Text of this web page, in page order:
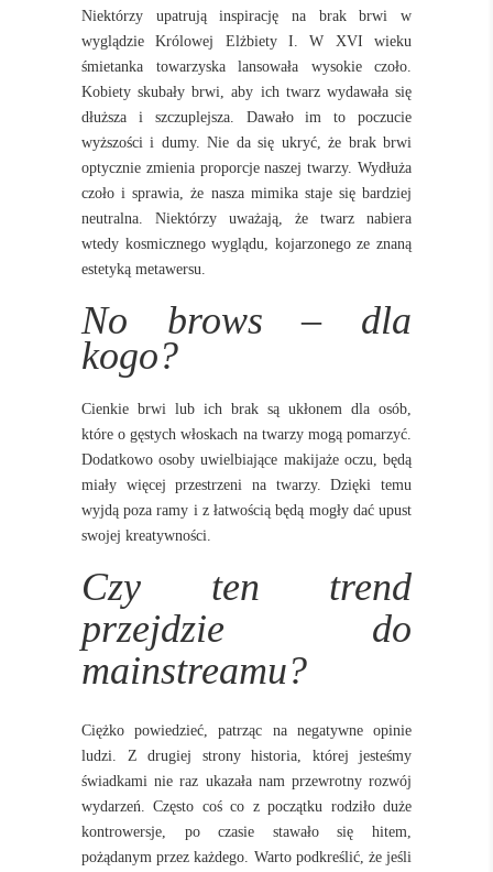
Niektórzy upatrują inspirację na brak brwi w
wyglądzie Królowej Elżbiety I. W XVI wieku
śmietanka towarzyska lansowała wysokie czoło.
Kobiety skubały brwi, aby ich twarz wydawała się
dłuższa i szczuplejsza. Dawało im to poczucie
wyższości i dumy. Nie da się ukryć, że brak brwi
optycznie zmienia proporcje naszej twarzy. Wydłuża
czoło i sprawia, że nasza mimika staje się bardziej
neutralna. Niektórzy uważają, że twarz nabiera
wtedy kosmicznego wyglądu, kojarzonego ze znaną
estetyką metawersu.
No brows – dla
kogo?
Cienkie brwi lub ich brak są ukłonem dla osób,
które o gęstych włoskach na twarzy mogą pomarzyć.
Dodatkowo osoby uwielbiające makijaże oczu, będą
miały więcej przestrzeni na twarzy. Dzięki temu
wyjdą poza ramy i z łatwością będą mogły dać upust
swojej kreatywności.
Czy ten trend
przejdzie do
mainstreamu?
Ciężko powiedzieć, patrząc na negatywne opinie
ludzi. Z drugiej strony historia, której jesteśmy
świadkami nie raz ukazała nam przewrotny rozwój
wydarzeń. Często coś co z początku rodziło duże
kontrowersje, po czasie stawało się hitem,
pożądanym przez każdego. Warto podkreślić, że jeśli